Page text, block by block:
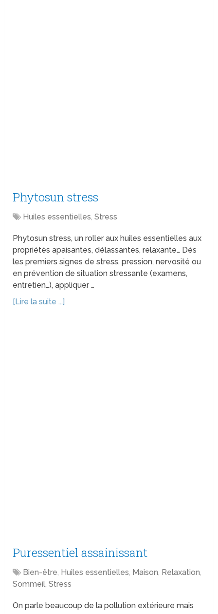
Phytosun stress
Huiles essentielles,Stress
Phytosun stress, un roller aux huiles essentielles aux
propriétés apaisantes, délassantes, relaxante… Dès
les premiers signes de stress, pression, nervosité ou
en prévention de situation stressante (examens,
entretien…), appliquer …
[Lire la suite ...]
Puressentiel assainissant
Bien-être, Huiles essentielles, Maison, Relaxation,
Sommeil,Stress
On parle beaucoup de la pollution extérieure mais